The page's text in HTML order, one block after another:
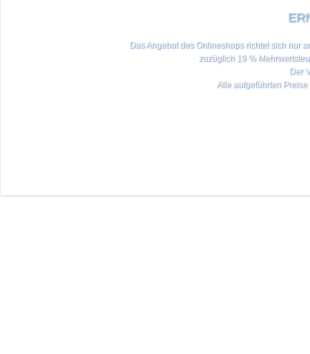
Das Angebot des Onlineshops richtet sich nur
zuzüglich 19 %
Der
Alle aufgeführten